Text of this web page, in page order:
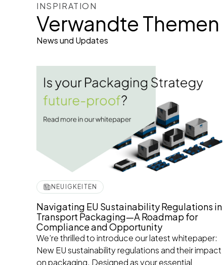
INSPIRATION
Verwandte Themen
News und Updates
NEUIGKEITEN
Navigating EU Sustainability Regulations in
Transport Packaging—A Roadmap for
Compliance and Opportunity
We’re thrilled to introduce our latest whitepaper:
New EU sustainability regulations and their impact
on packaging. Designed as your essential